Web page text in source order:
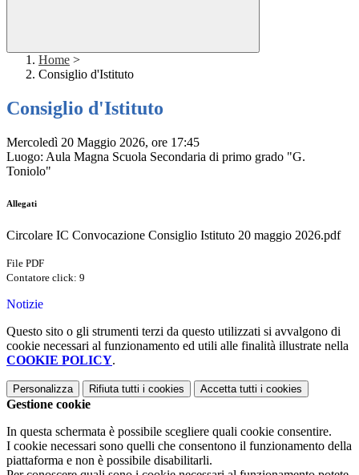
Home >
Consiglio d'Istituto
Consiglio d'Istituto
Mercoledì 20 Maggio 2026, ore 17:45
Luogo: Aula Magna Scuola Secondaria di primo grado "G.
Toniolo"
Allegati
Circolare IC Convocazione Consiglio Istituto 20 maggio 2026.pdf
File PDF
Contatore click: 9
Notizie
Questo sito o gli strumenti terzi da questo utilizzati si avvalgono di
cookie necessari al funzionamento ed utili alle finalità illustrate nella
COOKIE POLICY.
Personalizza Rifiuta tutti i cookies Accetta tutti i cookies
Gestione cookie
In questa schermata è possibile scegliere quali cookie consentire.
I cookie necessari sono quelli che consentono il funzionamento della
piattaforma e non è possibile disabilitarli.